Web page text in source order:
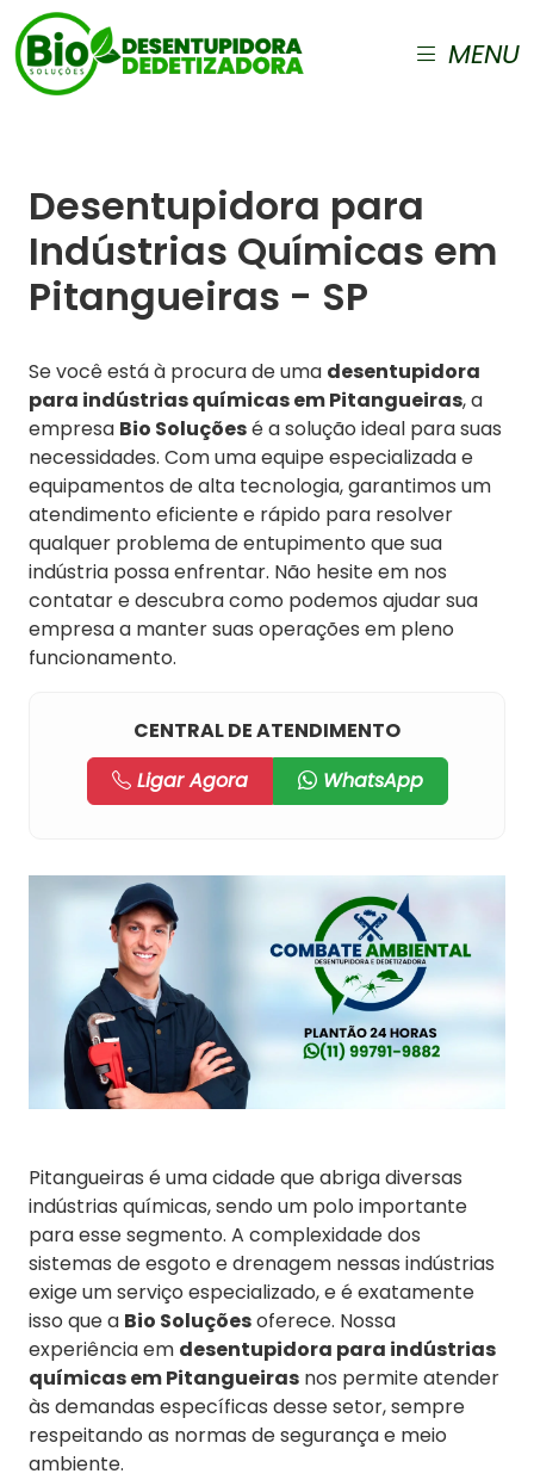
MENU
Desentupidora para
Indústrias Químicas em
Pitangueiras - SP
Se você está à procura de uma desentupidora
para indústrias químicas em Pitangueiras, a
empresa Bio Soluçõesé a solução ideal para suas
necessidades. Com uma equipe especializada e
equipamentos de alta tecnologia, garantimos um
atendimento eficiente e rápido para resolver
qualquer problema de entupimento que sua
indústria possa enfrentar. Não hesite em nos
contatar e descubra como podemos ajudar sua
empresa a manter suas operações em pleno
funcionamento.
CENTRAL DE ATENDIMENTO
Ligar Agora
WhatsApp
Pitangueiras é uma cidade que abriga diversas
indústrias químicas, sendo um polo importante
para esse segmento. A complexidade dos
sistemas de esgoto e drenagem nessas indústrias
exige um serviço especializado, e é exatamente
isso que a Bio Soluçõesoferece. Nossa
experiência em desentupidora para indústrias
químicas em Pitangueiras nos permite atender
às demandas específicas desse setor, sempre
respeitando as normas de segurança e meio
ambiente.